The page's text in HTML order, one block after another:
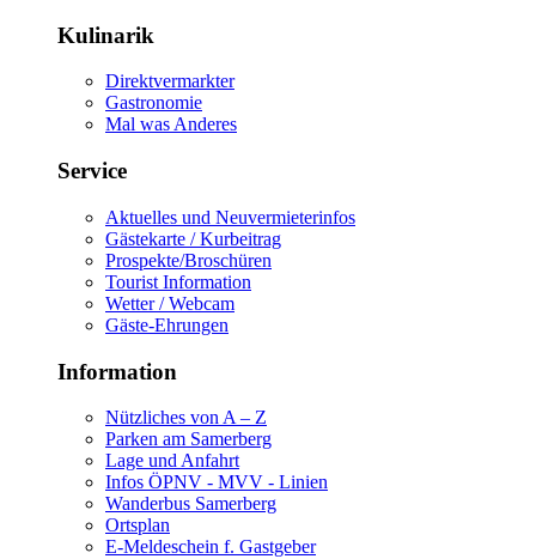
Kulinarik
Direktvermarkter
Gastronomie
Mal was Anderes
Service
Aktuelles und Neuvermieterinfos
Gästekarte / Kurbeitrag
Prospekte/Broschüren
Tourist Information
Wetter / Webcam
Gäste-Ehrungen
Information
Nützliches von A – Z
Parken am Samerberg
Lage und Anfahrt
Infos ÖPNV - MVV - Linien
Wanderbus Samerberg
Ortsplan
E-Meldeschein f. Gastgeber